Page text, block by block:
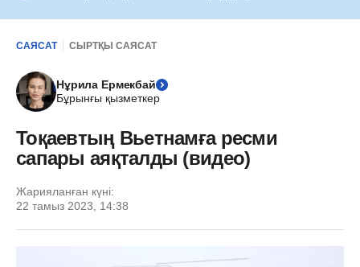
САЯСАТ СЫРТҚЫ САЯСАТ
Нұрила Ермекбай
Бұрынғы қызметкер
Тоқаевтың Вьетнамға ресми
сапары аяқталды (видео)
Жарияланған күні:
22 тамыз 2023, 14:38